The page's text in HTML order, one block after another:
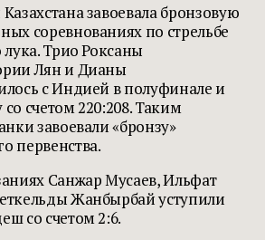
завоевала бронзовую
соревнованиях по стрельбе
лука. Трио Роксаны
Лян и Дианы
с Индией в полуфинале и
счетом 220:208. Таким
завоевали «бронзу»
первенства.
Санжар Мусаев, Ильфат
Жанбырбай уступили
со счетом 2:6.